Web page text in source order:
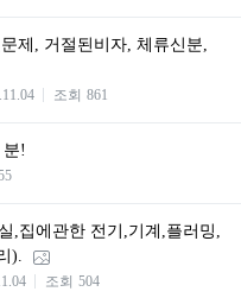
제, 거절된비자, 체류신분,
조회 861
!
,집에관한 전기,기계,플러밍,
).
조회 504